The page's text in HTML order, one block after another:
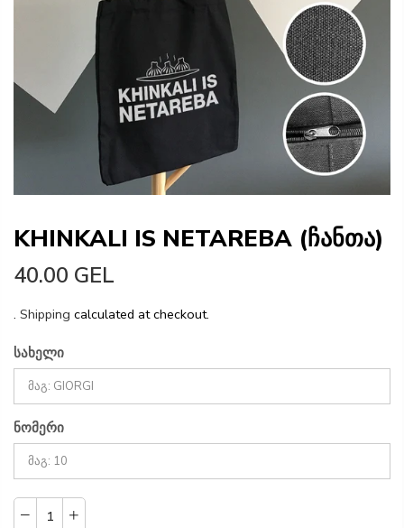
KHINKALI IS NETAREBA (ჩანთა)
40.00 GEL
. Shipping calculated at checkout.
სახელი
ნომერი